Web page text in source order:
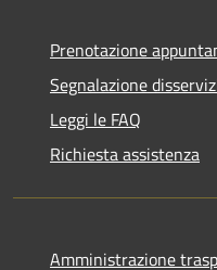
Prenotazione
Segnalazione
Leggi le FAQ
Richiesta assistenza
Amministrazione